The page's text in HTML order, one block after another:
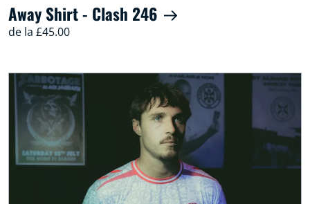
Away Shirt - Clash 246
de la £45.00